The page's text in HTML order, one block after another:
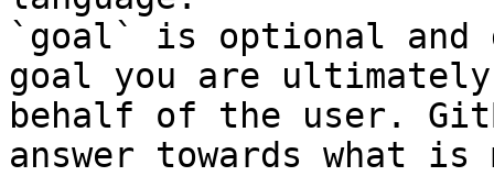
`goal` is optional and
goal you are
behalf of the user.
answer towards what